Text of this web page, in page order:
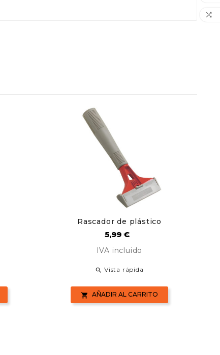
Rascador de plástico
Precio
5,99 €
IVA incluido
 Vista rápida
 AÑADIR AL CARRITO
